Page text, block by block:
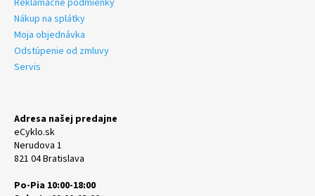
Reklamačné podmienky
Nákup na splátky
Moja objednávka
Odstúpenie od zmluvy
Servis
Adresa našej predajne
eCyklo.sk
Nerudova 1
821 04 Bratislava
Po-Pia 10:00-18:00